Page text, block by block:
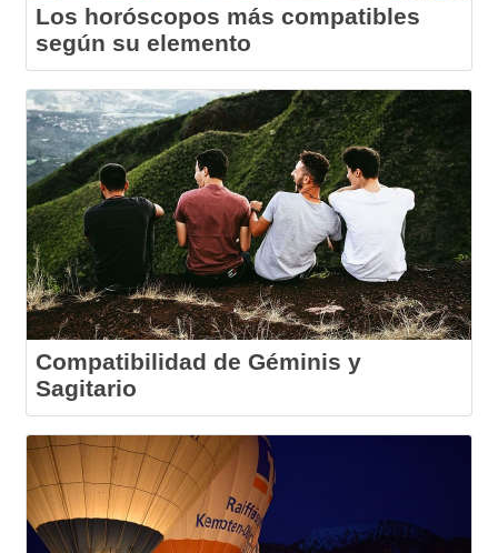
Los horóscopos más compatibles
según su elemento
Compatibilidad de Géminis y
Sagitario